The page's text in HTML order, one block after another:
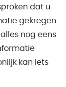
dat u
gekregen
nog eens
kan iets